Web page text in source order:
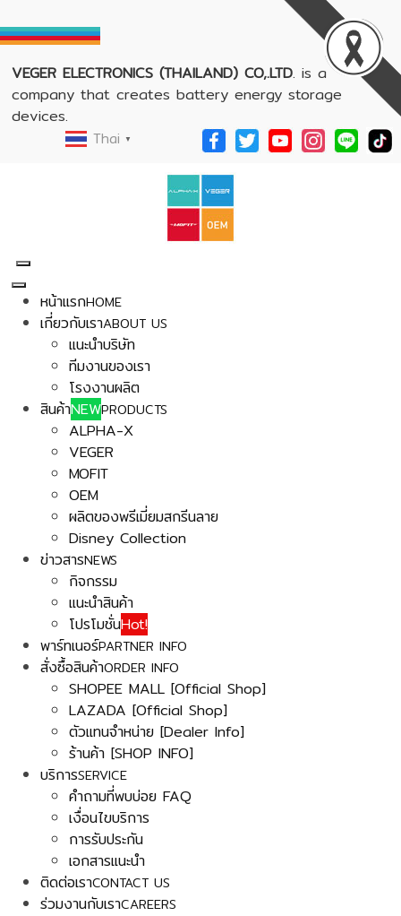
VEGER ELECTRONICS (THAILAND) CO,.LTD. is a
company that creates battery energy storage
devices.
Thai ▼
หน้าแรกHOME
เกี่ยวกับเราABOUT US
แนะนำบริษัท
ทีมงานของเรา
โรงงานผลิต
สินค้าNEWPRODUCTS
ALPHA-X
VEGER
MOFIT
OEM
ผลิตของพรีเมี่ยมสกรีนลาย
Disney Collection
ข่าวสารNEWS
กิจกรรม
แนะนำสินค้า
โปรโมชั่นHot!
พาร์ทเนอร์PARTNER INFO
สั่งซื้อสินค้าORDER INFO
SHOPEE MALL [Official Shop]
LAZADA [Official Shop]
ตัวแทนจำหน่าย [Dealer Info]
ร้านค้า [SHOP INFO]
บริการSERVICE
คำถามที่พบบ่อย FAQ
เงื่อนไขบริการ
การรับประกัน
เอกสารแนะนำ
ติดต่อเราCONTACT US
ร่วมงานกับเราCAREERS